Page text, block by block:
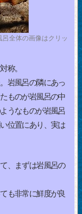
全体の画像はクリッ
称。
岩風呂の隣にあっ
ものが岩風呂の中
うなものが岩風呂
位置にあり、実は
、まずは岩風呂の
も非常に鮮度が良